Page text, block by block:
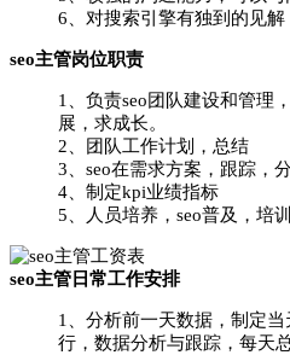
6、对搜索引擎有独到的见解
seo主管岗位职责
1、负责seo团队建设和管理
展，求成长。
2、团队工作计划，总结
3、seo在需求方案，跟踪，
4、制定kpi业绩指标
5、人员培养，seo普及，培训
seo主管日常工作安排
1、分析前一天数据，制定
行，数据分析与跟踪，每天